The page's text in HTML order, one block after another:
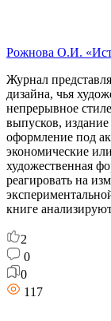
Рожнова О.И.
Журнал
дизайна, чья
непрерывное
выпусков, издание
оформление под
экономические
художественная
реагировать на
книге
2
0
0
117